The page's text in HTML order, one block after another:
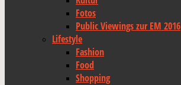
Fotos
Public Viewings zur EM 2016
Lifestyle
Fashion
Food
Shopping